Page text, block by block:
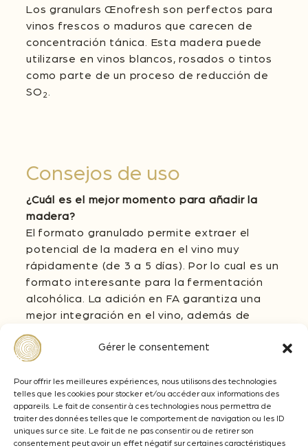
Gérer le consentement
Pour offrir les meilleures expériences, nous utilisons des technologies
telles que les cookies pour stocker et/ou accéder aux informations des
appareils. Le fait de consentir à ces technologies nous permettra de
traiter des données telles que le comportement de navigation ou les ID
uniques sur ce site. Le fait de ne pas consentir ou de retirer son
consentement peut avoir un effet négatif sur certaines caractéristiques
Los granulars Œnofresh son perfectos para
vinos frescos o maduros que carecen de
concentración tánica. Esta madera puede
utilizarse en vinos blancos, rosados o tintos
como parte de un proceso de reducción de
SO 2.
Consejos de uso
¿Cuál es el mejor momento para añadir la
madera?
El formato granulado permite extraer el
potencial de la madera en el vino muy
rápidamente (de 3 a 5 días). Por lo cual es un
formato interesante para la fermentación
alcohólica. La adición en FA garantiza una
mejor integración en el vino, además de
aportar concentración tánica en boca.
¿Qué dosis hay que añadir en fermentación?
La dosis de los granulars Œnofresh debe
adaptarse en función del nivel de
concentración de los futuros vinos. De 1 a 4
g/L en blancos, rosados y tintos.